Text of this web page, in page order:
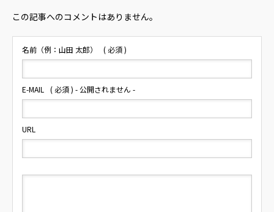
この記事へのコメントはありません。
名前（例：山田 太郎） ( 必須 )
E-MAIL ( 必須 ) - 公開されません -
URL